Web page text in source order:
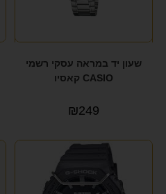
שעון יד במראה עסקי רשמי
CASIO קאסיו
₪249